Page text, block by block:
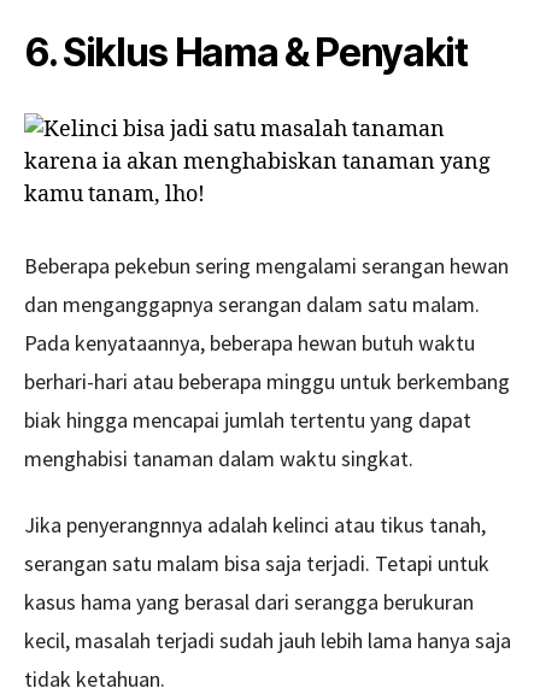
6. Siklus Hama & Penyakit
Beberapa pekebun sering mengalami serangan hewan
dan menganggapnya serangan dalam satu malam.
Pada kenyataannya, beberapa hewan butuh waktu
berhari-hari atau beberapa minggu untuk berkembang
biak hingga mencapai jumlah tertentu yang dapat
menghabisi tanaman dalam waktu singkat.
Jika penyerangnnya adalah kelinci atau tikus tanah,
serangan satu malam bisa saja terjadi. Tetapi untuk
kasus hama yang berasal dari serangga berukuran
kecil, masalah terjadi sudah jauh lebih lama hanya saja
tidak ketahuan.